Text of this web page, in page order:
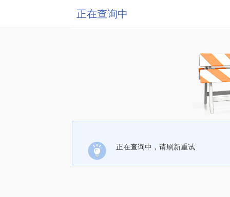
正在查询中
正在查询中，请刷新重试